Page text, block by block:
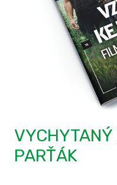
VYCHYTANÝ
PARŤÁK